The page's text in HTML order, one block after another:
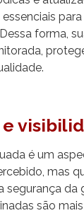
forma,
é um
mas
segurança da
são